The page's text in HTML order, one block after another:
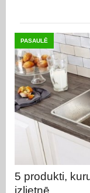
PASAULĒ
5 produkti,